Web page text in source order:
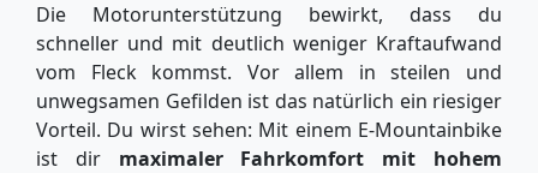
Die Motorunterstützung bewirkt, dass du
schneller und mit deutlich weniger Kraftaufwand
vom Fleck kommst. Vor allem in steilen und
unwegsamen Gefilden ist das natürlich ein riesiger
Vorteil. Du wirst sehen: Mit einem E-Mountainbike
ist dir maximaler Fahrkomfort mit hohem